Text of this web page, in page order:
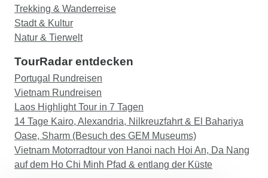
Trekking & Wanderreise
Stadt & Kultur
Natur & Tierwelt
TourRadar entdecken
Portugal Rundreisen
Vietnam Rundreisen
Laos Highlight Tour in 7 Tagen
14 Tage Kairo, Alexandria, Nilkreuzfahrt & El Bahariya
Oase, Sharm (Besuch des GEM Museums)
Vietnam Motorradtour von Hanoi nach Hoi An, Da Nang
auf dem Ho Chi Minh Pfad & entlang der Küste